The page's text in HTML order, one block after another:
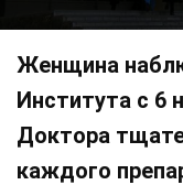
Женщина
Института с 6
Доктора
каждого